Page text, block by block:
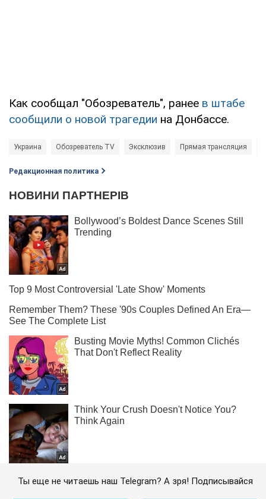
Как сообщал "Обозреватель", ранее в штабе
сообщили о новой трагедии на Донбассе.
Украина Обозреватель TV Эксклюзив Прямая трансляция
Редакционная политика
Ты еще не читаешь наш Telegram? А зря! Подписывайся